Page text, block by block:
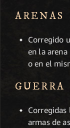
ARENAS
Corregido
en la
o en el
GUERRA
Corregidas
armas de